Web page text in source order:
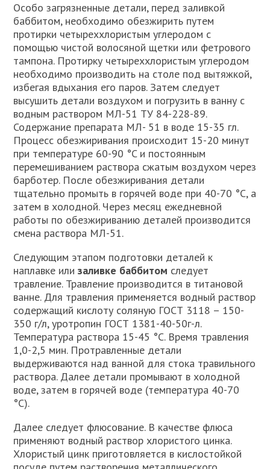
Особо загрязненные детали, перед заливкой
баббитом, необходимо обезжирить путем
протирки четыреххлористым углеродом с
помощью чистой волосяной щетки или фетрового
тампона. Протирку четыреххлористым углеродом
необходимо производить на столе под вытяжкой,
избегая вдыхания его паров. Затем следует
высушить детали воздухом и погрузить в ванну с
водным раствором МЛ-51 ТУ 84-228-89.
Содержание препарата МЛ- 51 в воде 15-35 гл.
Процесс обезжиривания происходит 15-20 минут
при температуре 60-90 °C и постоянным
перемешиванием раствора сжатым воздухом через
барботер. После обезжиривания детали
тщательно промыть в горячей воде при 40-70 °C, а
затем в холодной. Через месяц ежедневной
работы по обезжириванию деталей производится
смена раствора МЛ-51.
Следующим этапом подготовки деталей к
наплавке илизаливке баббитом следует
травление. Травление производится в титановой
ванне. Для травления применяется водный раствор
содержащий кислоту соляную ГОСТ 3118 – 150-
350 г/л, уротропин ГОСТ 1381-40-50г-л.
Температура раствора 15-45 °C. Время травления
1,0-2,5 мин. Протравленные детали
выдерживаются над ванной для стока травильного
раствора. Далее детали промывают в холодной
воде, затем в горячей воде (температура 40-70
°C).
Далее следует флюсование. В качестве флюса
применяют водный раствор хлористого цинка.
Хлористый цинк приготовляется в кислостойкой